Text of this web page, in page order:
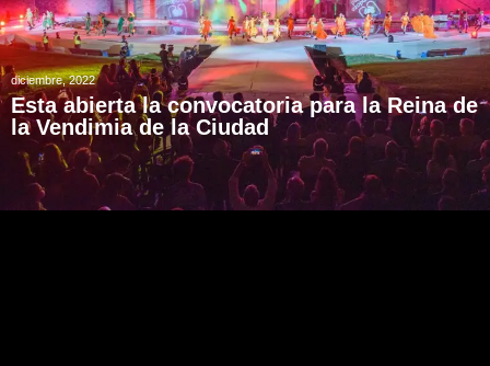
diciembre, 2022
Esta abierta la convocatoria para la Reina de
la Vendimia de la Ciudad